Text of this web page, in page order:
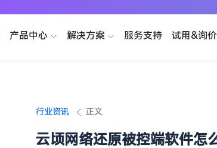
产品中心 解决方案 服务支持 试用&询价
行业资讯 正文
云顷网络还原被控端软件怎